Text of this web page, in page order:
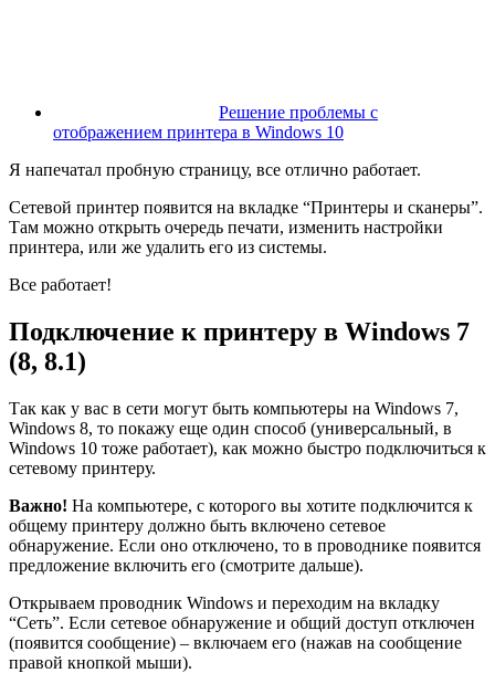
Решение проблемы с
отображением принтера в Windows 10
Я напечатал пробную страницу, все отлично работает.
Сетевой принтер появится на вкладке “Принтеры и сканеры”.
Там можно открыть очередь печати, изменить настройки
принтера, или же удалить его из системы.
Все работает!
Подключение к принтеру в Windows 7
(8, 8.1)
Так как у вас в сети могут быть компьютеры на Windows 7,
Windows 8, то покажу еще один способ (универсальный, в
Windows 10 тоже работает), как можно быстро подключиться к
сетевому принтеру.
Важно! На компьютере, с которого вы хотите подключится к
общему принтеру должно быть включено сетевое
обнаружение. Если оно отключено, то в проводнике появится
предложение включить его (смотрите дальше).
Открываем проводник Windows и переходим на вкладку
“Сеть”. Если сетевое обнаружение и общий доступ отключен
(появится сообщение) – включаем его (нажав на сообщение
правой кнопкой мыши).